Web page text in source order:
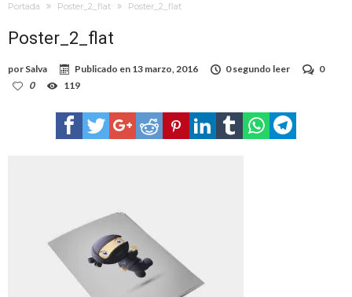
Portada Poster_2_flat Poster_2_flat
Poster_2_flat
por Salva Publicado en 13 marzo, 2016 0 segundo leer
0
0
119